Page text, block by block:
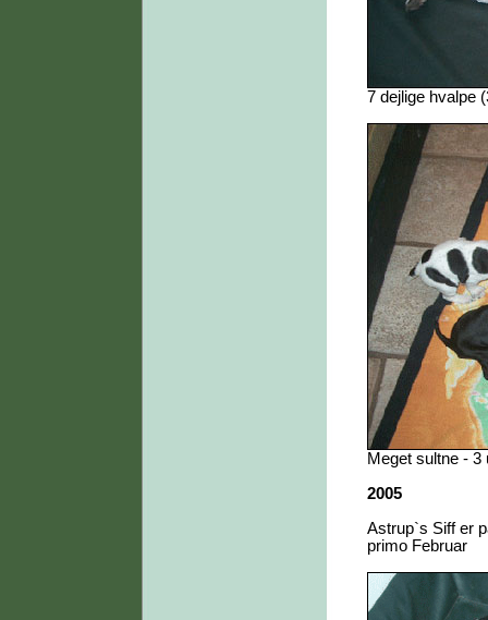
7 dejlige hvalpe
Meget sultne - 3
2005
Astrup`s Siff er
primo Februar